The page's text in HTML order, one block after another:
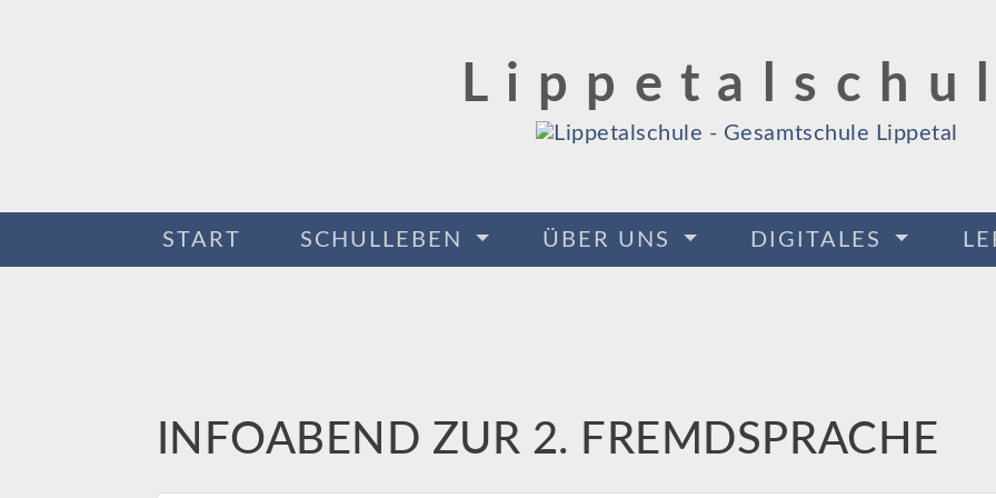
START SCHULLEBEN ÜBER UNS DIGITALES
INFOABEND ZUR 2. FREMDSPRACHE